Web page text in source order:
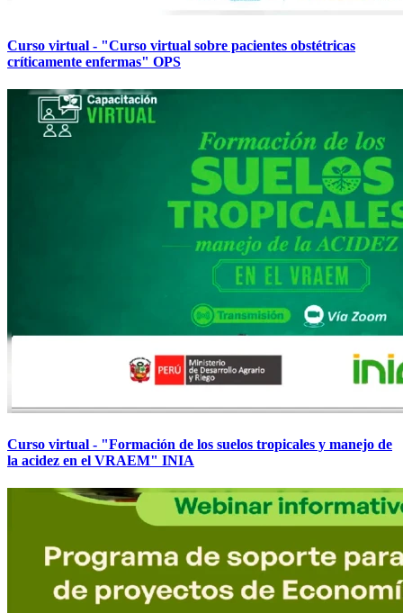
Curso virtual - "Curso virtual sobre pacientes obstétricas
críticamente enfermas" OPS
Curso virtual - "Formación de los suelos tropicales y manejo de
la acidez en el VRAEM" INIA